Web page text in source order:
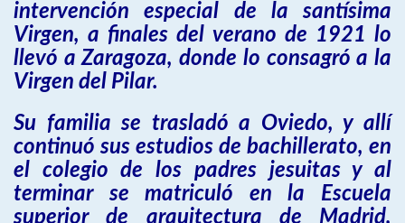
intervención especial de la santísima
Virgen, a finales del verano de 1921 lo
llevó a Zaragoza, donde lo consagró a la
Virgen del Pilar.
Su familia se trasladó a Oviedo, y allí
continuó sus estudios de bachillerato, en
el colegio de los padres jesuitas y al
terminar se matriculó en la Escuela
superior de arquitectura de Madrid,